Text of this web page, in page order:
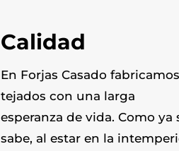
Calidad
En Forjas Casado fabricamos
tejados con una larga
esperanza de vida. Como ya
sabe, al estar en la